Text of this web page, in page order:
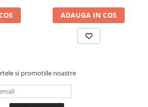
ADAUGA IN COS
si promotiile noastre